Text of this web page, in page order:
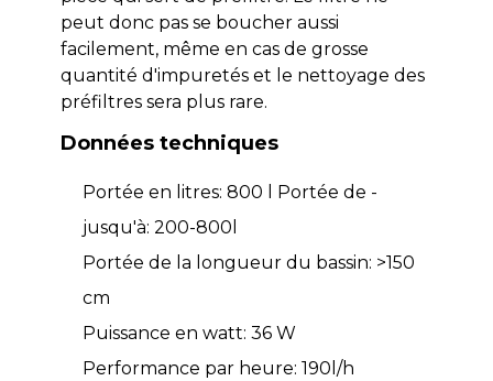
peut donc pas se boucher aussi
facilement, même en cas de grosse
quantité d'impuretés et le nettoyage des
préfiltres sera plus rare.
Données techniques
Portée en litres: 800 l Portée de -
jusqu'à: 200-800l
Portée de la longueur du bassin: >150
cm
Puissance en watt: 36 W
Performance par heure: 190l/h